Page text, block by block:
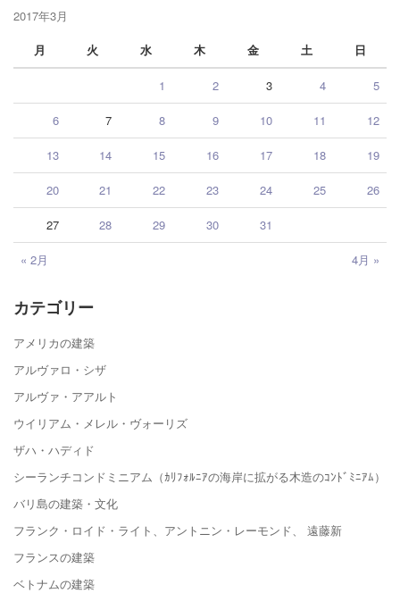
2017年3月
月
火 水 木 金 土 日
« 2月 4月 »
1 2 3 4 5
6 7 8 9 10 11 12
13 14 15 16 17 18 19
20 21 22 23 24 25 26
27 28 29 30 31
カテゴリー
アメリカの建築
アルヴァロ・シザ
アルヴァ・アアルト
ウイリアム・メレル・ヴォーリズ
ザハ・ハディド
シーランチコンドミニアム（ｶﾘﾌｫﾙﾆｱの海岸に拡がる木造のｺﾝﾄﾞﾐﾆｱﾑ）
バリ島の建築・文化
フランク・ロイド・ライト、アントニン・レーモンド、 遠藤新
フランスの建築
ベトナムの建築